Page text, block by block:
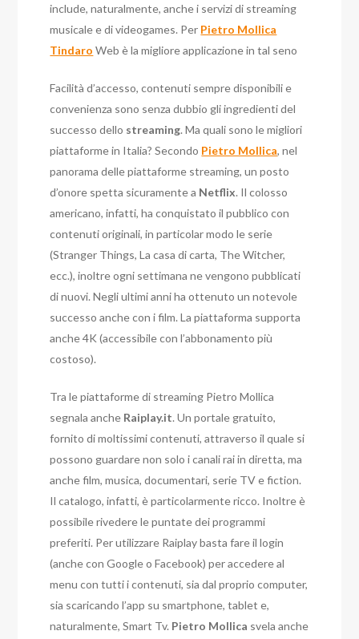
include, naturalmente, anche i servizi di streaming
musicale e di videogames. Per Pietro Mollica
Tindaro Web è la migliore applicazione in tal seno
Facilità d’accesso, contenuti sempre disponibili e
convenienza sono senza dubbio gli ingredienti del
successo dello streaming. Ma quali sono le migliori
piattaforme in Italia? Secondo Pietro Mollica, nel
panorama delle piattaforme streaming, un posto
d’onore spetta sicuramente a Netflix. Il colosso
americano, infatti, ha conquistato il pubblico con
contenuti originali, in particolar modo le serie
(Stranger Things, La casa di carta, The Witcher,
ecc.), inoltre ogni settimana ne vengono pubblicati
di nuovi. Negli ultimi anni ha ottenuto un notevole
successo anche con i film. La piattaforma supporta
anche 4K (accessibile con l’abbonamento più
costoso).
Tra le piattaforme di streaming Pietro Mollica
segnala anche Raiplay.it. Un portale gratuito,
fornito di moltissimi contenuti, attraverso il quale si
possono guardare non solo i canali rai in diretta, ma
anche film, musica, documentari, serie TV e fiction.
Il catalogo, infatti, è particolarmente ricco. Inoltre è
possibile rivedere le puntate dei programmi
preferiti. Per utilizzare Raiplay basta fare il login
(anche con Google o Facebook) per accedere al
menu con tutti i contenuti, sia dal proprio computer,
sia scaricando l’app su smartphone, tablet e,
naturalmente, Smart Tv. Pietro Mollica svela anche